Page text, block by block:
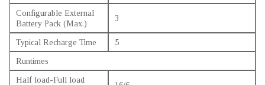
Configurable External
Battery Pack (Max.)
3
Typical Recharge Time
5
Runtimes
Half load-Full load